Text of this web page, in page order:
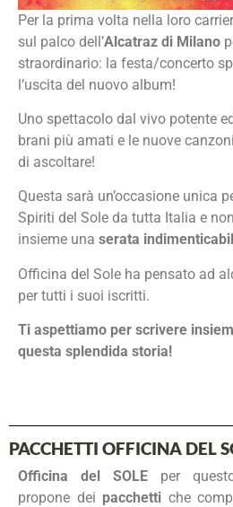
Per la prima volta nella loro
sul palco dell’Alcatraz di Milano
straordinario: la festa/concerto
l’uscita del nuovo album!
Uno spettacolo dal vivo potente
brani più amati e le nuove
di ascoltare!
Questa sarà un’occasione unica
Spiriti del Sole da tutta Italia e
insieme una serata
Officina del Sole ha pensato ad
per tutti i suoi iscritti.
Ti aspettiamo per scrivere
questa splendida storia!
PACCHETTI OFFICINA DEL
Officina del SOLE per
propone dei pacchetti che